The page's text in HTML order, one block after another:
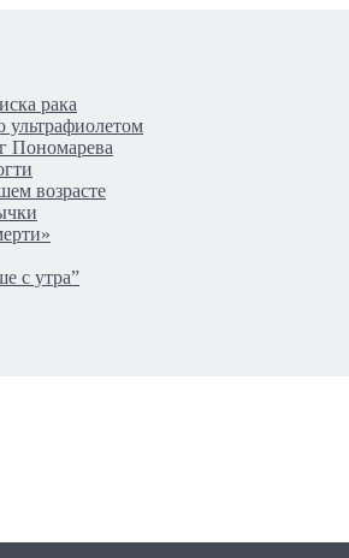
рака
ультрафиолетом
Пономарева
возрасте
с утра”